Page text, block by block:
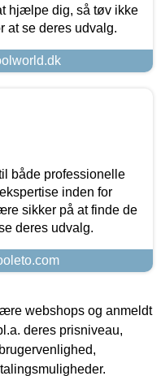
hjælpe dig, så tøv ikke
at se deres udvalg.
både professionelle
inden for
sikker på at finde de
deres udvalg.
webshops og anmeldt
deres prisniveau,